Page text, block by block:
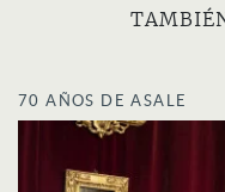
70 AÑOS DE ASALE